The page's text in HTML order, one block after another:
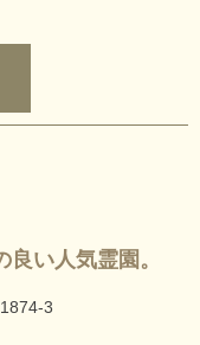
い人気霊園。
3